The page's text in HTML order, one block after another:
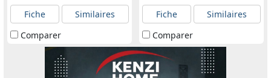
Fiche
Similaires
Comparer
Fiche
Similaires
Comparer